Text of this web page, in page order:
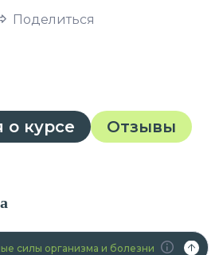
Поделиться
курсе Отзывы
силы организма и болезни